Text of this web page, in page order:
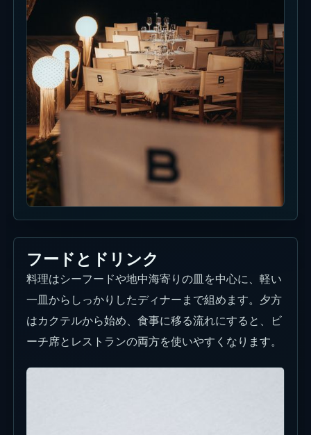
フードとドリンク
料理はシーフードや地中海寄りの皿を中心に、軽い
一皿からしっかりしたディナーまで組めます。夕方
はカクテルから始め、食事に移る流れにすると、ビ
ーチ席とレストランの両方を使いやすくなります。